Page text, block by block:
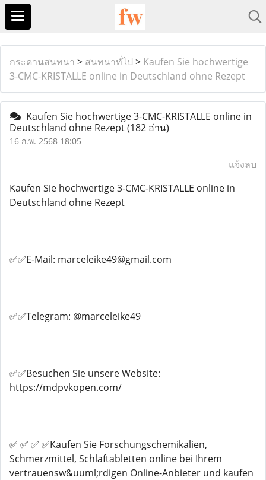
กระดานสนทนา > สนทนาทั่ไป > Kaufen Sie hochwertige
3-CMC-KRISTALLE online in Deutschland ohne Rezept
Kaufen Sie hochwertige 3-CMC-KRISTALLE online in
Deutschland ohne Rezept(182 อ่าน)
16 ก.พ. 2568 18:05
แจ้งลบ
Kaufen Sie hochwertige 3-CMC-KRISTALLE online in
Deutschland ohne Rezept
✅✅E-Mail: marceleike49@gmail.com
✅✅Telegram: @marceleike49
✅✅Besuchen Sie unsere Website:
https://mdpvkopen.com/
✅ ✅ ✅ ✅Kaufen Sie Forschungschemikalien,
Schmerzmittel, Schlaftabletten online bei Ihrem
vertrauensw&uuml;rdigen Online-Anbieter und kaufen